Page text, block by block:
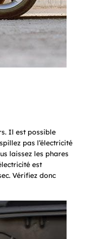
Il est possible
pas l’électricité
laissez les phares
est
Vérifiez donc